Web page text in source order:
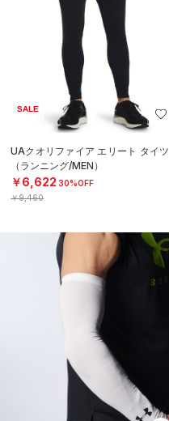
SALE
UAクオリファイア エリート タイツ
（ランニング/MEN）
￥6,622 30%OFF
￥9,460